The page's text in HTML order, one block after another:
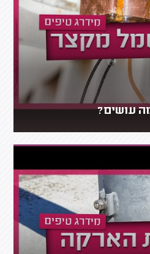
עושים?